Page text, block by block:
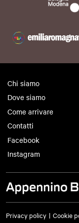
Chi siamo
Dove siamo
Come arrivare
Contatti
Facebook
Instagram
Privacy policy Cookie